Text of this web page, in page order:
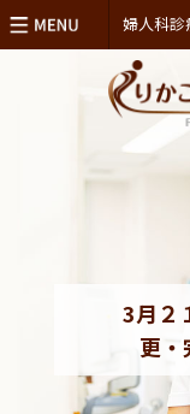
婦人科診
3月２
更・